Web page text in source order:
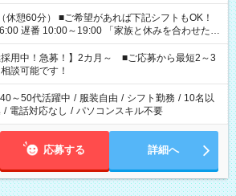
があれば下記シフトもOK！
～19:00 「家族と休みを合わせた
持って夕飯の準備がしたい」 「できれば残業はし
ご希望を教えてくださいね。 ※Wワーク希望
のお仕事で希望する勤務時間と、もう1つのお仕事
合計で週40時間を超える場合は応募できません。
採用中！急募！】2カ月～ ■ご応募から最短2～3
談可能です！
40～50代活躍中 / 服装自由 / シフト勤務 / 10名以
/ 電話対応なし / パソコンスキル不要
応募する 詳細へ